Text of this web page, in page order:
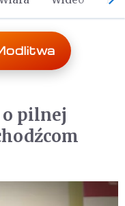
o pilnej